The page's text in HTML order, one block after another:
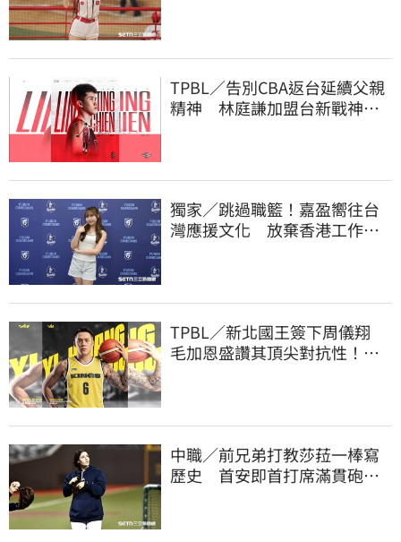
TPBL／告別CBA返台延續父親
精神 林庭謙加盟台新戰神！
獨家／跳過職籃！嘉盈嚮往台
灣應援文化 放棄香港工作跨
TPBL／新北國王簽下周儀翔
毛加恩盛讚其頂尖對抗性！盼
中職／前兄弟打教莎菈一棒寫
歷史 首安即首打席滿貫砲！